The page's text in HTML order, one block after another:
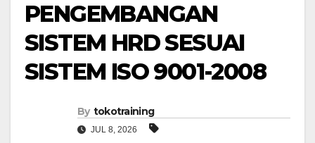
PENGEMBANGAN
SISTEM HRD SESUAI
SISTEM ISO 9001-2008
By tokotraining
JUL 8, 2026